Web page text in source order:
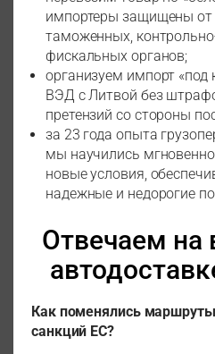
импортеры защищены от
таможенных,
фискальных органов;
организуем импорт
ВЭД с Литвой без
претензий со стороны
за 23 года опыта
мы научились
новые условия,
надежные и недорогие
Отвечаем на
Как поменялись
санкций ЕС?